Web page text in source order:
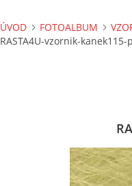
ÚVOD FOTOALBUM
RASTA4U-vzornik-kanek115-